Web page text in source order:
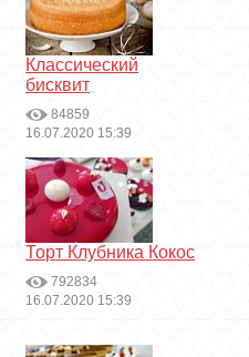
Классический
бисквит
84859
16.07.2020 15:39
Торт Клубника Кокос
792834
16.07.2020 15:39